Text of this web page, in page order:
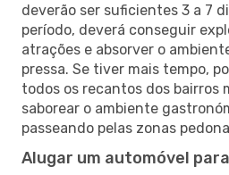
deverão ser suficientes 3 a 7
período, deverá conseguir
atrações e absorver o
pressa. Se tiver mais tempo,
todos os recantos dos bairros
saborear o ambiente
passeando pelas zonas
Alugar um automóvel